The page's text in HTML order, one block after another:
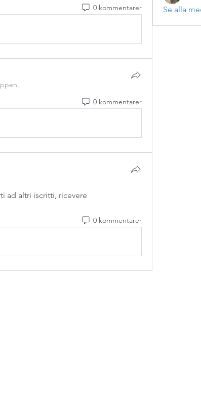
0 kommentarer
0 kommentarer
ad altri iscritti, ricevere
0 kommentarer
Se alla